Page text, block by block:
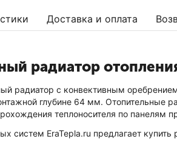
Доставка и оплата
радиатор
радиатор с конвективным
глубине 64 мм. Отопительные
теплоносителя по панелям
систем EraTepla.ru предлагает